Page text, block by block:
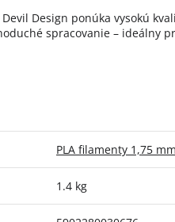
Devil Design ponúka vysokú
spracovanie – ideálny
PLA filamenty 1,75
1.4 kg